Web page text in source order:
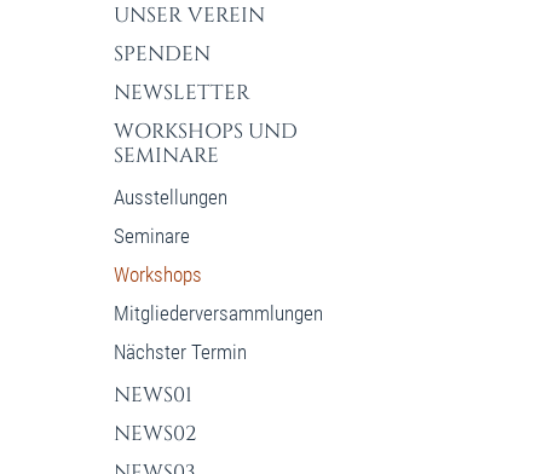
UNSER VEREIN
SPENDEN
NEWSLETTER
WORKSHOPS UND
SEMINARE
Ausstellungen
Seminare
Workshops
Mitgliederversammlungen
Nächster Termin
NEWS01
NEWS02